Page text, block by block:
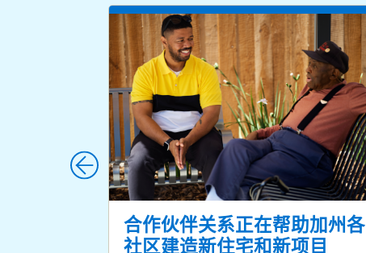
合作伙伴关系正在帮助加州各
社区建造新住宅和新项目